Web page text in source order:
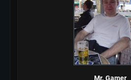
kwetsbare
ondanks onrust’
Mr. Gamer
Mr. Gamer